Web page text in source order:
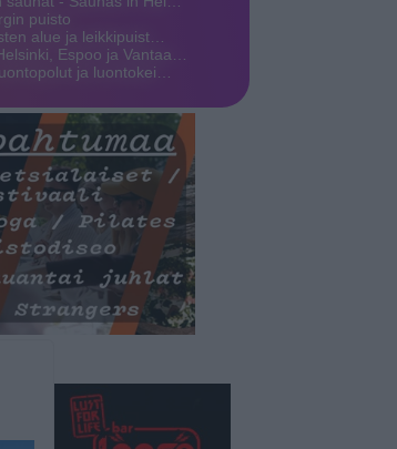
puisto
alue ja leikkipuist…
Espoo ja Vantaa…
ja luontokei…